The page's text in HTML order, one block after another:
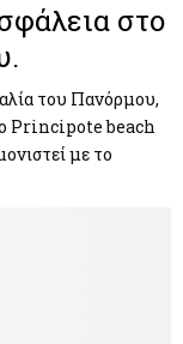
στο
του Πανόρμου,
Principote beach
με το